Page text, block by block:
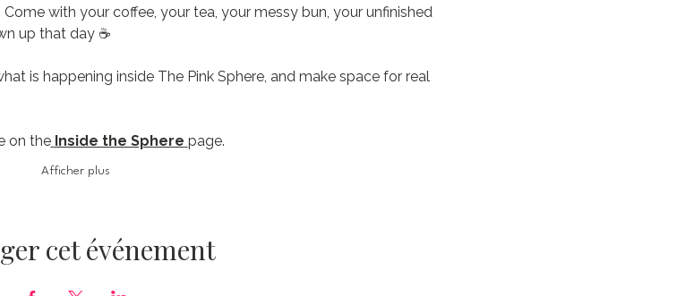
with your coffee, your tea, your messy bun, your unfinished
up that day ☕️
is happening inside The Pink Sphere, and make space for real
on the Inside the Sphere page.
Afficher plus
cet événement